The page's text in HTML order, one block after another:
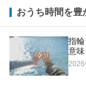
おうち時間を豊
指
意
2026